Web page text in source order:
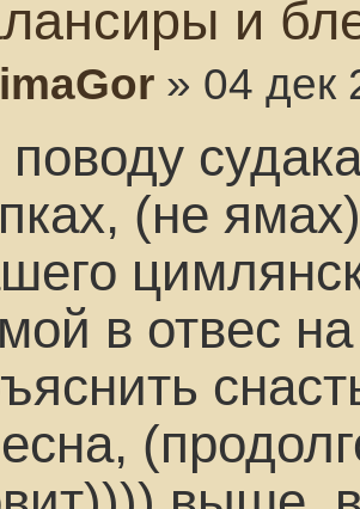
СНАСТИ
много
Отвесное
и блесна.
» 06 дек